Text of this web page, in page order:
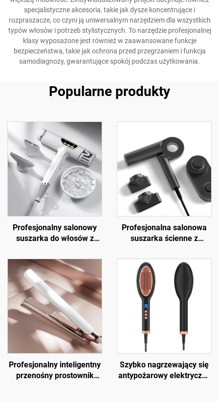
specjalistyczne akcesoria, takie jak dysze koncentrujące i
rozpraszacze, co czyni ją uniwersalnym narzędziem dla wszystkich
typów włosów i potrzeb stylistycznych. To narzędzie profesjonalnej
klasy wyposażone jest również w zaawansowane funkcje
bezpieczeństwa, takie jak ochrona przed przegrzaniem i funkcja
samodiagnozy, gwarantujące spokój podczas użytkowania.
Popularne produkty
Profesjonalny salonowy
suszarka do włosów z
składana, jonowa, daleka
podczerwień
Profesjonalna salonowa
suszarka ścienne z
podczerwienią, 110000
obr./min,
wysokoprędkościowa
BLDC
Profesjonalny inteligentny
przenośny prostownik
Szybko nagrzewający się
antypożarowy elektryczny